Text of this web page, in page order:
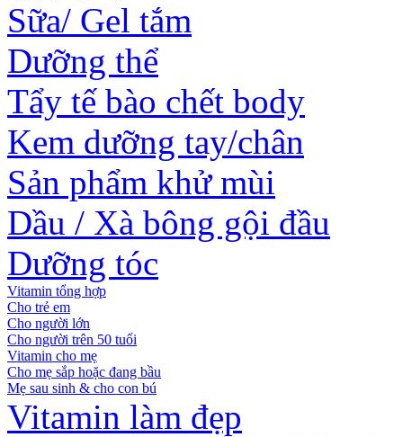
Sữa/ Gel tắm
Dưỡng thể
Tẩy tế bào chết body
Kem dưỡng tay/chân
Sản phẩm khử mùi
Dầu / Xà bông gội đầu
Dưỡng tóc
Vitamin tổng hợp
Cho trẻ em
Cho người lớn
Cho người trên 50 tuổi
Vitamin cho mẹ
Cho mẹ sắp hoặc đang bầu
Mẹ sau sinh & cho con bú
Vitamin làm đẹp